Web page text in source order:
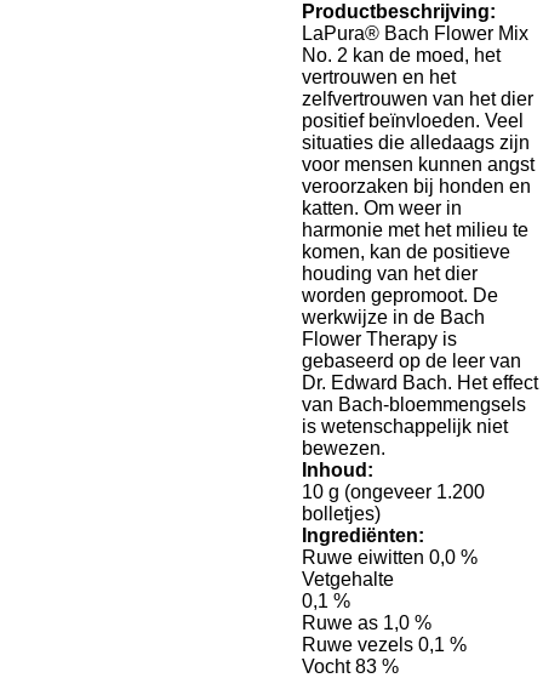
Productbeschrijving:
LaPura® Bach Flower Mix
No. 2 kan de moed, het
vertrouwen en het
zelfvertrouwen van het dier
positief beïnvloeden. Veel
situaties die alledaags zijn
voor mensen kunnen angst
veroorzaken bij honden en
katten. Om weer in
harmonie met het milieu te
komen, kan de positieve
houding van het dier
worden gepromoot. De
werkwijze in de Bach
Flower Therapy is
gebaseerd op de leer van
Dr. Edward Bach. Het effect
van Bach-bloemmengsels
is wetenschappelijk niet
bewezen.
Inhoud:
10 g (ongeveer 1.200
bolletjes)
Ingrediënten:
Ruwe eiwitten 0,0 %
Vetgehalte
0,1 %
Ruwe as 1,0 %
Ruwe vezels 0,1 %
Vocht 83 %